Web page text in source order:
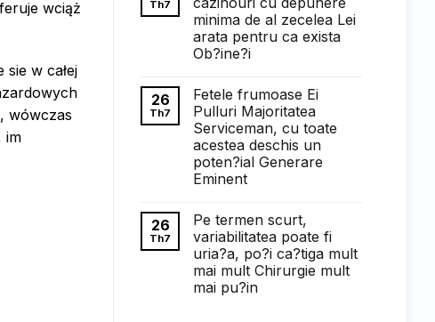
wciąż
w całej
wówczas
im
ở
Понимание
требований
к
ставкам
казино:
полный
обзор
Th7
minima de al zecelea Lei
arata pentru ca exista
Ob?ine?i
bình
luận
ở
Faptul
de
cand
exista
cazinouri
cu
de
al
zecelea
Lei
arata
pentru
ca
26
Th7
Fetele frumoase Ei
Pulluri Majoritatea
Serviceman, cu toate
acestea deschis un
poten?ial Generare
Eminent
bình
luận
ở
Fetele
frumoase
Ei
Pulluri
26
Th7
Pe termen scurt,
variabilitatea poate fi
uria?a, po?i ca?tiga mult
mai mult Chirurgie mult
mai pu?in